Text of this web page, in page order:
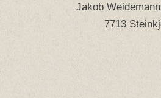
Jakob
7713